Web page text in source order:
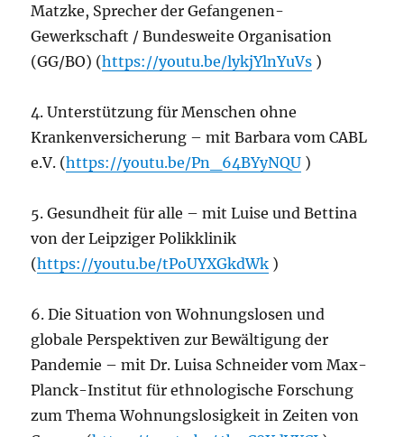
Matzke, Sprecher der Gefangenen-
Gewerkschaft / Bundesweite Organisation
(GG/BO) (https://youtu.be/lykjYlnYuVs )
4. Unterstützung für Menschen ohne
Krankenversicherung – mit Barbara vom CABL
e.V. (https://youtu.be/Pn_64BYyNQU )
5. Gesundheit für alle – mit Luise und Bettina
von der Leipziger Polikklinik
(https://youtu.be/tPoUYXGkdWk )
6. Die Situation von Wohnungslosen und
globale Perspektiven zur Bewältigung der
Pandemie – mit Dr. Luisa Schneider vom Max-
Planck-Institut für ethnologische Forschung
zum Thema Wohnungslosigkeit in Zeiten von